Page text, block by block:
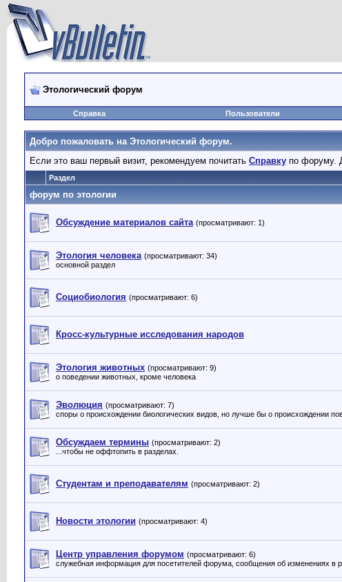
Этологический форум
Справка
Пользователи
Добро пожаловать на Этологический форум.
Если это ваш первый визит, рекомендуем почитать Справку по форуму.
Раздел
форум по этологии
Обсуждение материалов сайта (просматривают: 1)
Этология человека (просматривают: 34)
основной раздел
Социобиология (просматривают: 6)
Кросс-культурные исследования народов
Этология животных (просматривают: 9)
о поведении животных, кроме человека
Эволюция (просматривают: 7)
споры о происхождении биологических видов, но лучше бы о происхождении
Обсуждаем термины (просматривают: 2)
...чтобы не оффтопить в разделах.
Студентам и преподавателям (просматривают: 2)
Новости этологии (просматривают: 4)
Центр управления форумом (просматривают: 6)
служебная информация для посетителей форума, сообщения об изменениях в